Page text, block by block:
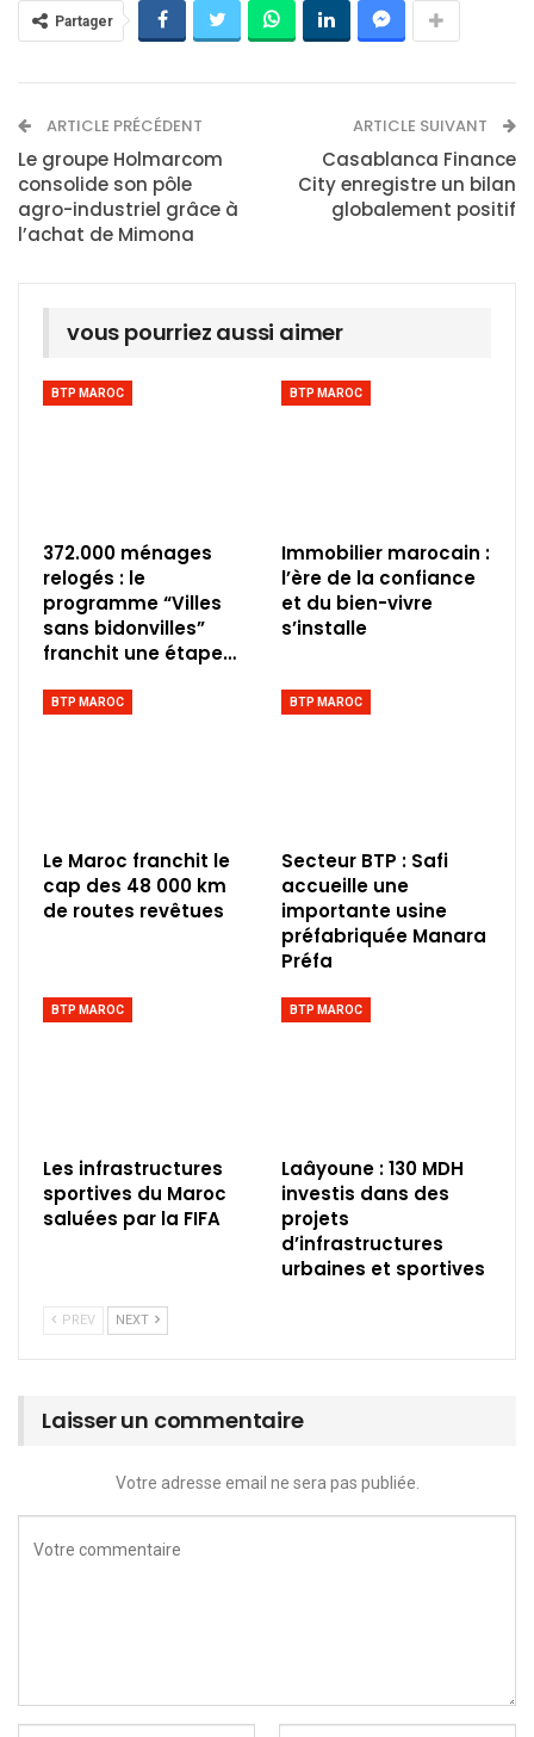
Partager
ARTICLE PRÉCÉDENT
Le groupe Holmarcom
consolide son pôle
agro-industriel grâce à
l’achat de Mimona
ARTICLE SUIVANT
Casablanca Finance
City enregistre un bilan
globalement positif
vous pourriez aussi aimer
BTP MAROC
372.000 ménages
relogés : le
programme “Villes
sans bidonvilles”
franchit une étape…
BTP MAROC
Immobilier marocain :
l’ère de la confiance
et du bien-vivre
s’installe
BTP MAROC
Le Maroc franchit le
cap des 48 000 km
de routes revêtues
BTP MAROC
Secteur BTP : Safi
accueille une
importante usine
préfabriquée Manara
Préfa
BTP MAROC
Les infrastructures
sportives du Maroc
saluées par la FIFA
BTP MAROC
Laâyoune : 130 MDH
investis dans des
projets
d’infrastructures
urbaines et sportives
PREV NEXT
Laisser un commentaire
Votre adresse email ne sera pas publiée.